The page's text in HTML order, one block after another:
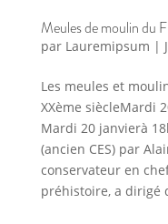
Meules de moulin du
par Lauremipsum |
Les meules et
XXème siècleMardi
Mardi 20 janvierà
(ancien CES) par
conservateur en
préhistoire, a dirigé